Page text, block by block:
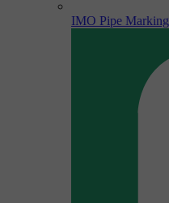
IMO Pipe Marking